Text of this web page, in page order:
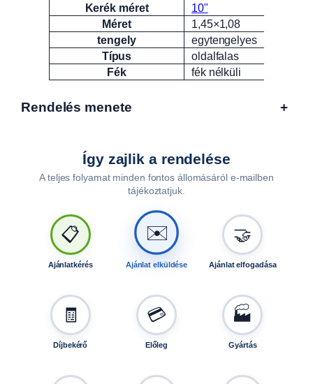
Kerék méret
10"
Méret
1,45×1,08
tengely
egytengelyes
Típus
oldalfalas
Fék
fék nélküli
Rendelés menete +
Így zajlik a rendelése
A teljes folyamat minden fontos állomásáról e-mailben
tájékoztatjuk.
📋
Ajánlatkérés
✉️
Ajánlat elküldése
🤝
Ajánlat elfogadása
🧾
Díjbekérő
💳
Előleg
🏭
Gyártás